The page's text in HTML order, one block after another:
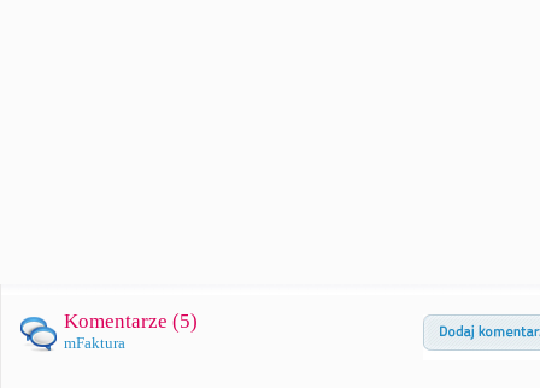
Komentarze (5)
mFaktura